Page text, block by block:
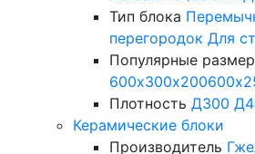
Тип блока
перегородок Для
Популярные
600х300х200
Плотность Д300
Керамические блоки
Производитель